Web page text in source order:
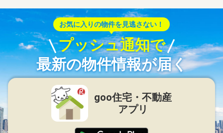
お気に入りの物件を見逃さない！
プッシュ通知で
最新の物件情報が届く
goo住宅・不動産
アプリ